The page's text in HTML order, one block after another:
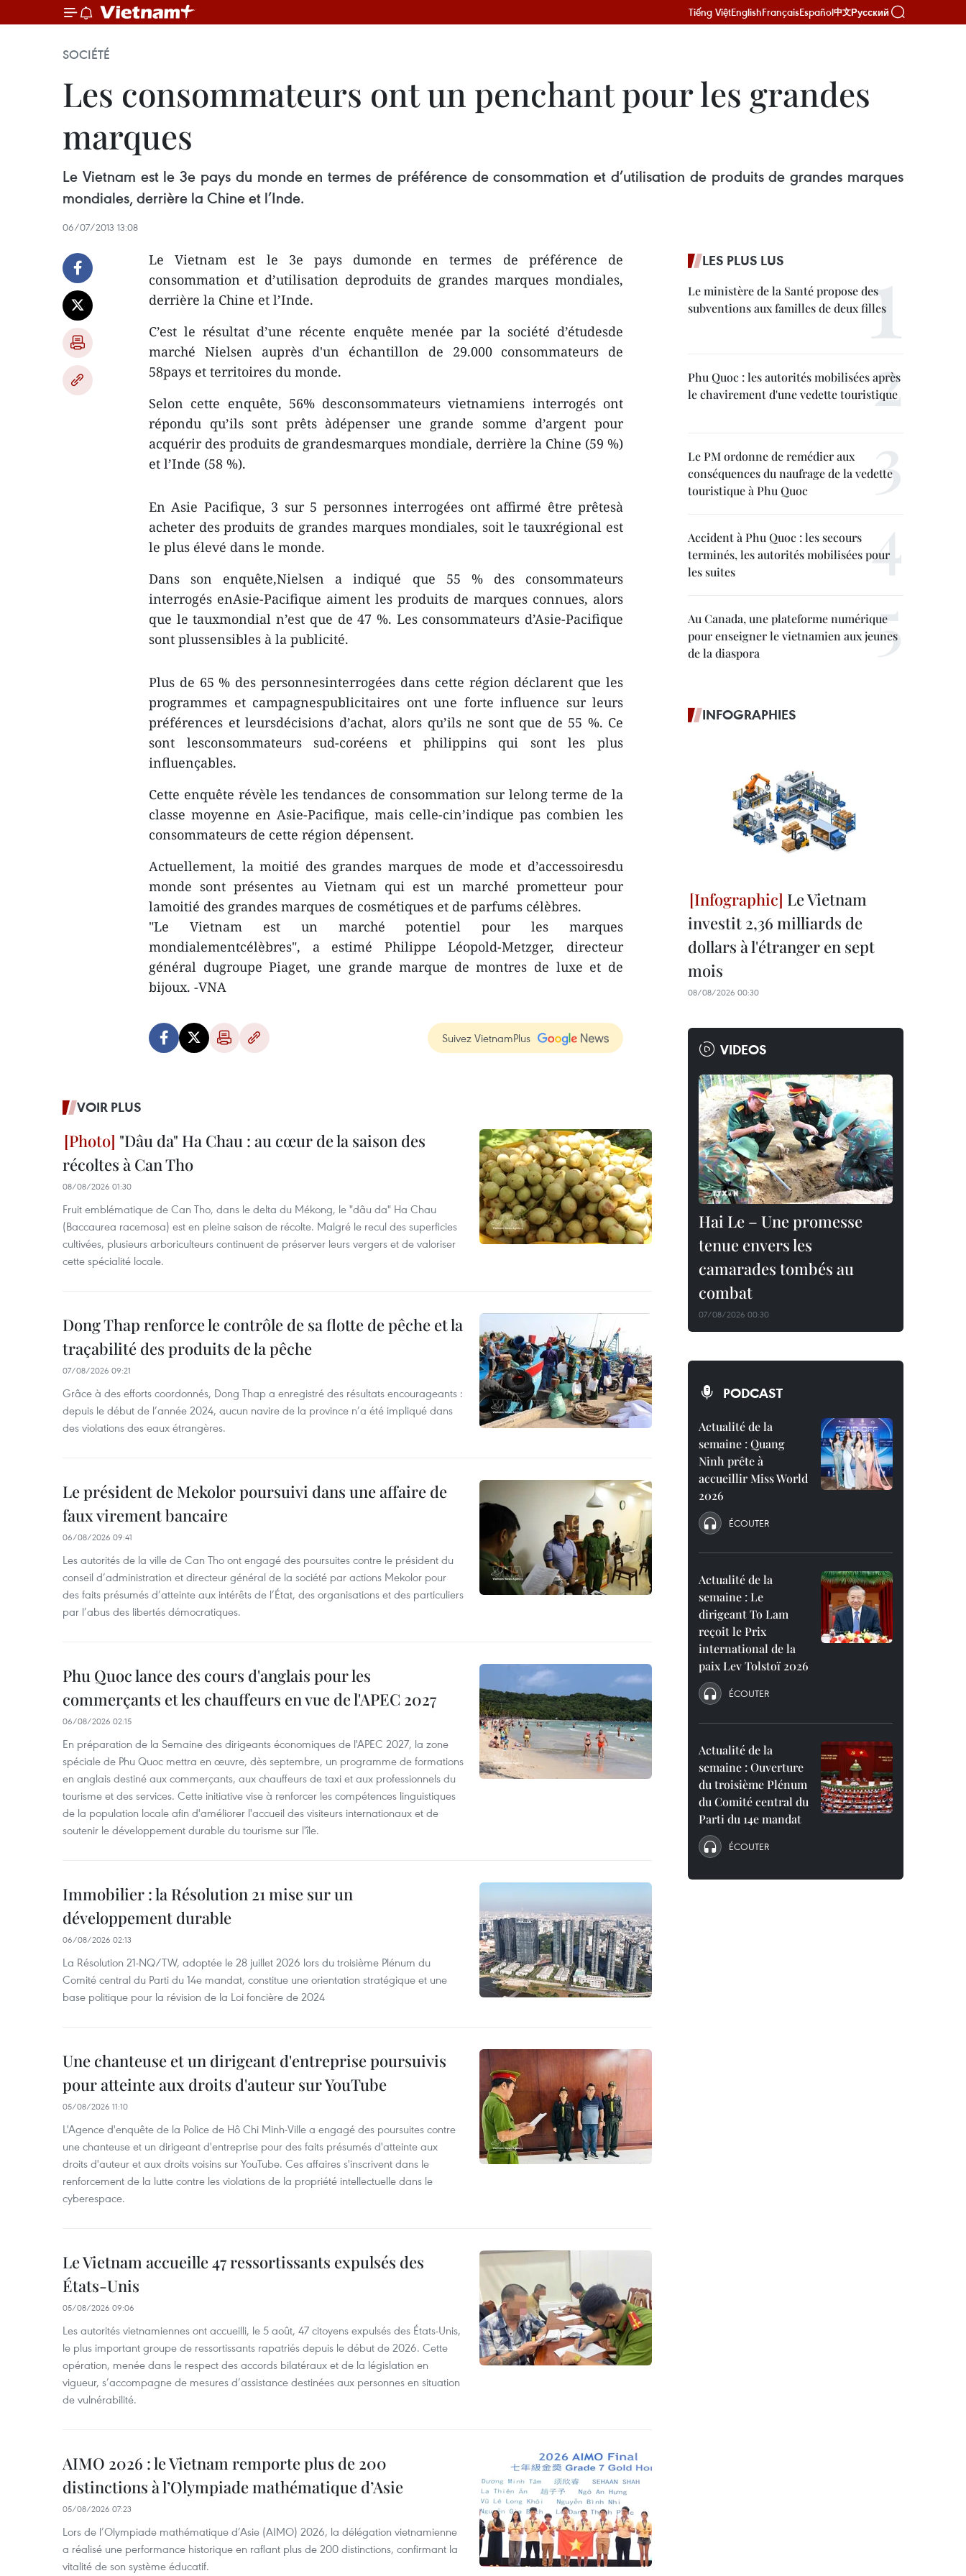
Tiếng ViệtEnglishFrançaisEspañol中文Русский
SOCIÉTÉ
Les consommateurs ont un penchant pour les grandes
marques
Le Vietnam est le 3e pays du monde en termes de préférence de consommation et d’utilisation de produits de grandes marques
mondiales, derrière la Chine et l’Inde.
06/07/2013 13:08
Le Vietnam est le 3e pays dumonde en termes de préférence de
consommation et d’utilisation deproduits de grandes marques mondiales,
derrière la Chine et l’Inde.
C’est le résultat d’une récente enquête menée par la société d’étudesde
marché Nielsen auprès d'un échantillon de 29.000 consommateurs de
58pays et territoires du monde.
Selon cette enquête, 56% desconsommateurs vietnamiens interrogés ont
répondu qu’ils sont prêts àdépenser une grande somme d’argent pour
acquérir des produits de grandesmarques mondiale, derrière la Chine (59 %)
et l’Inde (58 %).
En Asie Pacifique, 3 sur 5 personnes interrogées ont affirmé être prêtesà
acheter des produits de grandes marques mondiales, soit le tauxrégional est
le plus élevé dans le monde.
Dans son enquête,Nielsen a indiqué que 55 % des consommateurs
interrogés enAsie-Pacifique aiment les produits de marques connues, alors
que le tauxmondial n’est que de 47 %. Les consommateurs d’Asie-Pacifique
sont plussensibles à la publicité.
Plus de 65 % des personnesinterrogées dans cette région déclarent que les
programmes et campagnespublicitaires ont une forte influence sur leurs
préférences et leursdécisions d’achat, alors qu’ils ne sont que de 55 %. Ce
sont lesconsommateurs sud-coréens et philippins qui sont les plus
influençables.
Cette enquête révèle les tendances de consommation sur lelong terme de la
classe moyenne en Asie-Pacifique, mais celle-cin’indique pas combien les
consommateurs de cette région dépensent.
Actuellement, la moitié des grandes marques de mode et d’accessoiresdu
monde sont présentes au Vietnam qui est un marché prometteur pour
lamoitié des grandes marques de cosmétiques et de parfums célèbres.
"Le Vietnam est un marché potentiel pour les marques
mondialementcélèbres", a estimé Philippe Léopold-Metzger, directeur
général dugroupe Piaget, une grande marque de montres de luxe et de
bijoux. -VNA
Suivez VietnamPlus
VOIR PLUS
"Dâu da" Ha Chau : au cœur de la saison des
récoltes à Can Tho
08/08/2026 01:30
Fruit emblématique de Can Tho, dans le delta du Mékong, le "dâu da" Ha Chau
(Baccaurea racemosa) est en pleine saison de récolte. Malgré le recul des superficies
cultivées, plusieurs arboriculteurs continuent de préserver leurs vergers et de valoriser
cette spécialité locale.
Dong Thap renforce le contrôle de sa flotte de pêche et la
traçabilité des produits de la pêche
07/08/2026 09:21
Grâce à des efforts coordonnés, Dong Thap a enregistré des résultats encourageants :
depuis le début de l’année 2024, aucun navire de la province n’a été impliqué dans
des violations des eaux étrangères.
Le président de Mekolor poursuivi dans une affaire de
faux virement bancaire
06/08/2026 09:41
Les autorités de la ville de Can Tho ont engagé des poursuites contre le président du
conseil d’administration et directeur général de la société par actions Mekolor pour
des faits présumés d’atteinte aux intérêts de l’État, des organisations et des particuliers
par l’abus des libertés démocratiques.
Phu Quoc lance des cours d'anglais pour les
commerçants et les chauffeurs en vue de l'APEC 2027
06/08/2026 02:15
En préparation de la Semaine des dirigeants économiques de l'APEC 2027, la zone
spéciale de Phu Quoc mettra en œuvre, dès septembre, un programme de formations
en anglais destiné aux commerçants, aux chauffeurs de taxi et aux professionnels du
tourisme et des services. Cette initiative vise à renforcer les compétences linguistiques
de la population locale afin d'améliorer l'accueil des visiteurs internationaux et de
soutenir le développement durable du tourisme sur l'île.
Immobilier : la Résolution 21 mise sur un
développement durable
06/08/2026 02:13
La Résolution 21-NQ/TW, adoptée le 28 juillet 2026 lors du troisième Plénum du
Comité central du Parti du 14e mandat, constitue une orientation stratégique et une
base politique pour la révision de la Loi foncière de 2024
Une chanteuse et un dirigeant d'entreprise poursuivis
pour atteinte aux droits d'auteur sur YouTube
05/08/2026 11:10
L'Agence d'enquête de la Police de Hô Chi Minh-Ville a engagé des poursuites contre
une chanteuse et un dirigeant d'entreprise pour des faits présumés d'atteinte aux
droits d'auteur et aux droits voisins sur YouTube. Ces affaires s'inscrivent dans le
renforcement de la lutte contre les violations de la propriété intellectuelle dans le
cyberespace.
Le Vietnam accueille 47 ressortissants expulsés des
États-Unis
05/08/2026 09:06
Les autorités vietnamiennes ont accueilli, le 5 août, 47 citoyens expulsés des États-Unis,
le plus important groupe de ressortissants rapatriés depuis le début de 2026. Cette
opération, menée dans le respect des accords bilatéraux et de la législation en
vigueur, s’accompagne de mesures d’assistance destinées aux personnes en situation
de vulnérabilité.
AIMO 2026 : le Vietnam remporte plus de 200
distinctions à l’Olympiade mathématique d’Asie
05/08/2026 07:23
Lors de l’Olympiade mathématique d’Asie (AIMO) 2026, la délégation vietnamienne
a réalisé une performance historique en raflant plus de 200 distinctions, confirmant la
vitalité de son système éducatif.
LES PLUS LUS
Le ministère de la Santé propose des
subventions aux familles de deux filles
Phu Quoc : les autorités mobilisées après
le chavirement d'une vedette touristique
Le PM ordonne de remédier aux
conséquences du naufrage de la vedette
touristique à Phu Quoc
Accident à Phu Quoc : les secours
terminés, les autorités mobilisées pour
les suites
Au Canada, une plateforme numérique
pour enseigner le vietnamien aux jeunes
de la diaspora
INFOGRAPHIES
Le Vietnam
investit 2,36 milliards de
dollars à l'étranger en sept
mois
08/08/2026 00:30
VIDEOS
Hai Le – Une promesse
tenue envers les
camarades tombés au
combat
07/08/2026 00:30
PODCAST
Actualité de la
semaine : Quang
Ninh prête à
accueillir Miss World
2026
ÉCOUTER
Actualité de la
semaine : Le
dirigeant To Lam
reçoit le Prix
international de la
paix Lev Tolstoï 2026
ÉCOUTER
Actualité de la
semaine : Ouverture
du troisième Plénum
du Comité central du
Parti du 14e mandat
ÉCOUTER